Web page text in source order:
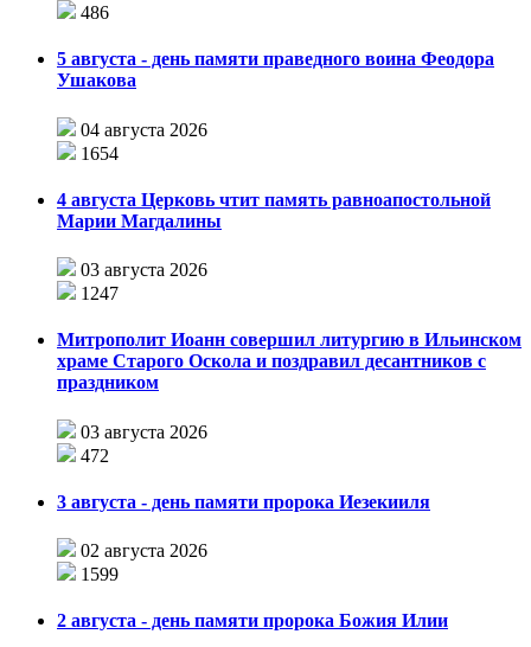
486
5 августа - день памяти праведного воина Феодора
Ушакова
04 августа 2026
1654
4 августа Церковь чтит память равноапостольной
Марии Магдалины
03 августа 2026
1247
Митрополит Иоанн совершил литургию в Ильинском
храме Старого Оскола и поздравил десантников с
праздником
03 августа 2026
472
3 августа - день памяти пророка Иезекииля
02 августа 2026
1599
2 августа - день памяти пророка Божия Илии